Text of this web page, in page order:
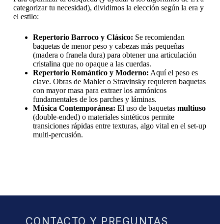
categorizar tu necesidad), dividimos la elección según la era y
el estilo:
Repertorio Barroco y Clásico: Se recomiendan
baquetas de menor peso y cabezas más pequeñas
(madera o franela dura) para obtener una articulación
cristalina que no opaque a las cuerdas.
Repertorio Romántico y Moderno: Aquí el peso es
clave. Obras de Mahler o Stravinsky requieren baquetas
con mayor masa para extraer los armónicos
fundamentales de los parches y láminas.
Música Contemporánea: El uso de baquetas multiuso
(double-ended) o materiales sintéticos permite
transiciones rápidas entre texturas, algo vital en el set-up
multi-percusión.
CONTACTO Y PREGUNTAS